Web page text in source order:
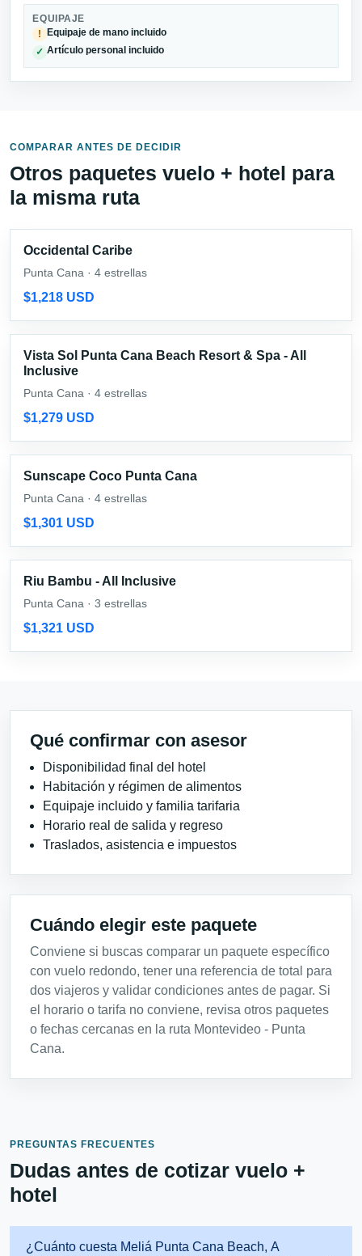
EQUIPAJE
!
Equipaje de mano incluido
✓ Artículo personal incluido
COMPARAR ANTES DE DECIDIR
Otros paquetes vuelo + hotel para
la misma ruta
Occidental Caribe
Punta Cana · 4 estrellas
$1,218 USD
Vista Sol Punta Cana Beach Resort & Spa - All
Inclusive
Punta Cana · 4 estrellas
$1,279 USD
Sunscape Coco Punta Cana
Punta Cana · 4 estrellas
$1,301 USD
Riu Bambu - All Inclusive
Punta Cana · 3 estrellas
$1,321 USD
Qué confirmar con asesor
Disponibilidad final del hotel
Habitación y régimen de alimentos
Equipaje incluido y familia tarifaria
Horario real de salida y regreso
Traslados, asistencia e impuestos
Cuándo elegir este paquete
Conviene si buscas comparar un paquete específico
con vuelo redondo, tener una referencia de total para
dos viajeros y validar condiciones antes de pagar. Si
el horario o tarifa no conviene, revisa otros paquetes
o fechas cercanas en la ruta Montevideo - Punta
Cana.
PREGUNTAS FRECUENTES
Dudas antes de cotizar vuelo +
hotel
¿Cuánto cuesta Meliá Punta Cana Beach, A